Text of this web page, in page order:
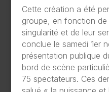
Cette création a été
groupe, en fonction de
singularité et de leur
conclue le samedi 1er
présentation publique
bord de scène
75 spectateurs. Ces